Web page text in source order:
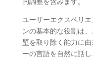
ユーザーエクスペリ
ンの基本的な役割は
壁を取り除く能力に
ーの言語を自然に話